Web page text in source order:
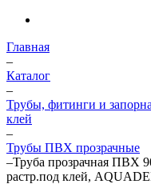
Главная
–
Каталог
–
Трубы, фитинги и
клей
–
Трубы ПВХ прозрачные
–Труба прозрачная ПВХ
растр.под клей,